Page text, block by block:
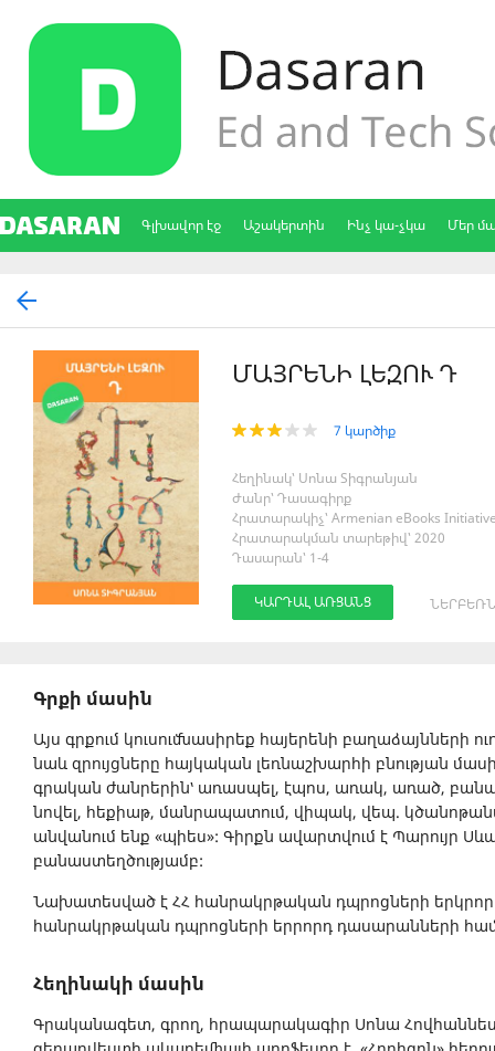
Գլխավոր էջ Աշակերտին Ինչ կա-չկա Մեր
ՄԱՅՐԵՆԻ ԼԵԶՈՒ Դ
7 կարծիք
Հեղինակ՝ Սոնա Տիգրանյան
Ժանր՝ Դասագիրք
Հրատարակիչ՝ Armenian eBooks
Հրատարակման տարեթիվ՝ 2020
Դասարան՝ 1-4
ԿԱՐԴԱԼ ԱՌՑԱՆՑ
Գրքի մասին
Այս գրքում կուսումնասիրեք հայերենի բաղաձայնների
նաև զրույցները հայկական լեռնաշխարհի բնության
գրական ժանրերին՝ առասպել, էպոս, առակ, առած,
նովել, հեքիաթ, մանրապատում, վիպակ, վեպ.
անվանում ենք «պիես»: Գիրքն ավարտվում է Պարույր
բանաստեղծությամբ:
Նախատեսված է ՀՀ հանրակրթական դպրոցների
հանրակրթական դպրոցների երրորդ դասարանների
Հեղինակի մասին
Գրականագետ, գրող, հրապարակագիր Սոնա